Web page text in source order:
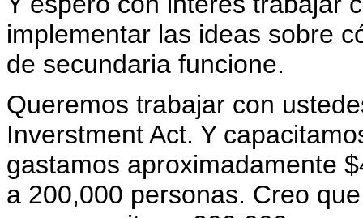
implementar las ideas sobre
de secundaria funcione.
Queremos trabajar con
Inverstment Act. Y
gastamos aproximadamente
a 200,000 personas. Creo